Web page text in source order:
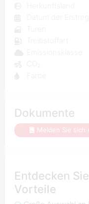
Dokumente
Melden Sie sich
Entdecken
Vorteile